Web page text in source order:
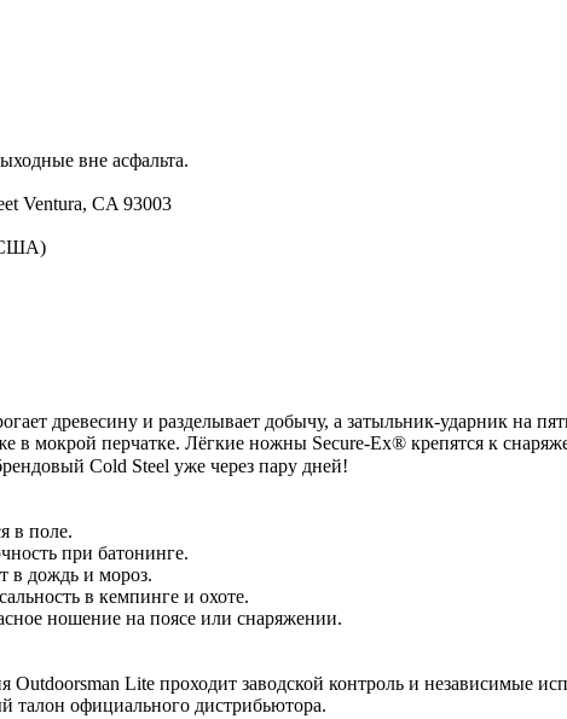
вне асфальта.
Ventura, CA 93003
США)
древесину и разделывает добычу, а затыльник-ударник на
в мокрой перчатке. Лёгкие ножны Secure-Ex® крепятся к
Cold Steel уже через пару дней!
в поле.
при батонинге.
в дождь и мороз.
в кемпинге и охоте.
ношение на поясе или снаряжении.
Lite проходит заводской контроль и независимые
талон официального дистрибьютора.